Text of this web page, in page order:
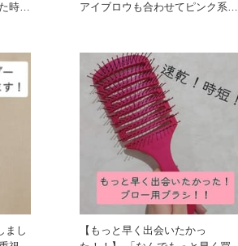
アイブロウも合わせてピンク系に
まし
【もっと早く出会いたかっ